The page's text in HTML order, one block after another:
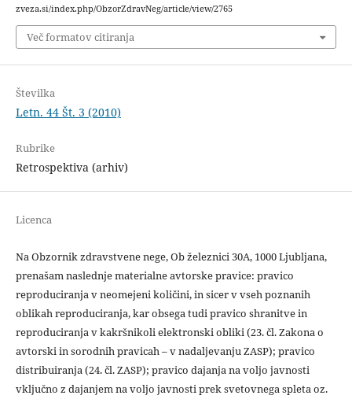
zveza.si/index.php/ObzorZdravNeg/article/view/2765
Več formatov citiranja
Številka
Letn. 44 Št. 3 (2010)
Rubrike
Retrospektiva (arhiv)
Licenca
Na Obzornik zdravstvene nege, Ob železnici 30A, 1000 Ljubljana,
prenašam naslednje materialne avtorske pravice: pravico
reproduciranja v neomejeni količini, in sicer v vseh poznanih
oblikah reproduciranja, kar obsega tudi pravico shranitve in
reproduciranja v kakršnikoli elektronski obliki (23. čl. Zakona o
avtorski in sorodnih pravicah – v nadaljevanju ZASP); pravico
distribuiranja (24. čl. ZASP); pravico dajanja na voljo javnosti
vključno z dajanjem na voljo javnosti prek svetovnega spleta oz.